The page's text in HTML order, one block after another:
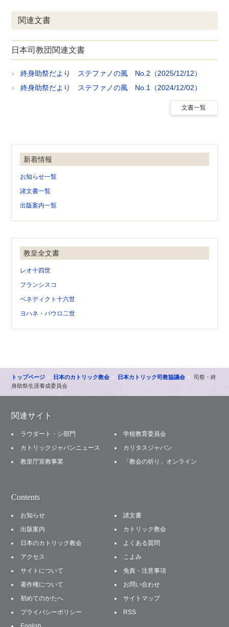
関連文書
日本司教団関連文書
終身助祭だより ステファノの風 No.2（2025/12/12）
終身助祭だより ステファノの風 No.1（2024/12/02）
文書一覧
新着情報
お知らせ一覧
諸文書一覧
出版案内一覧
教皇全文書
レオ十四世
フランシスコ
ベネディクト十六世
ヨハネ・パウロ二世
トップページ 日本のカトリック教会 日本カトリック司教協議会
司祭・終
身助祭生涯養成委員会
関連サイト
ラウダート・シ部門
学校教育委員会
カトリックジャパンニュース
カリタスジャパン
教皇庁宣教事業
「教会の祈り」オンライン
Contents
お知らせ
諸文書
出版案内
カトリック教会
日本のカトリック教会
よくある質問
アクセス
こよみ
サイトについて
免責・注意事項
著作権について
お問い合わせ
初めてのかたへ
サイトマップ
プライバシーポリシー
RSS